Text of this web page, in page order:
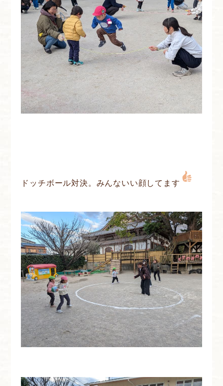
ドッチボール対決。みんないい顔してます